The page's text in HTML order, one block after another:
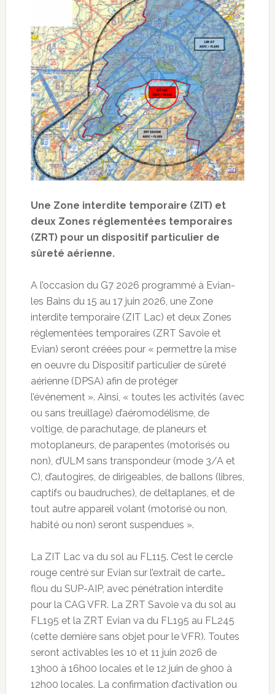
Une Zone interdite temporaire (ZIT) et
deux Zones réglementées temporaires
(ZRT) pour un dispositif particulier de
sûreté aérienne.
A l’occasion du G7 2026 programmé à Evian-
les Bains du 15 au 17 juin 2026, une Zone
interdite temporaire (ZIT Lac) et deux Zones
réglementées temporaires (ZRT Savoie et
Evian) seront créées pour « permettre la mise
en oeuvre du Dispositif particulier de sûreté
aérienne (DPSA) afin de protéger
l’événement ». Ainsi, « toutes les activités (avec
ou sans treuillage) d’aéromodélisme, de
voltige, de parachutage, de planeurs et
motoplaneurs, de parapentes (motorisés ou
non), d’ULM sans transpondeur (mode 3/A et
C), d’autogires, de dirigeables, de ballons (libres,
captifs ou baudruches), de deltaplanes, et de
tout autre appareil volant (motorisé ou non,
habité ou non) seront suspendues ».
La ZIT Lac va du sol au FL115. C’est le cercle
rouge centré sur Evian sur l’extrait de carte…
flou du SUP-AIP, avec pénétration interdite
pour la CAG VFR. La ZRT Savoie va du sol au
FL195 et la ZRT Evian va du FL195 au FL245
(cette dernière sans objet pour le VFR). Toutes
seront activables les 10 et 11 juin 2026 de
13h00 à 16h00 locales et le 12 juin de 9h00 à
12h00 locales. La confirmation d’activation ou